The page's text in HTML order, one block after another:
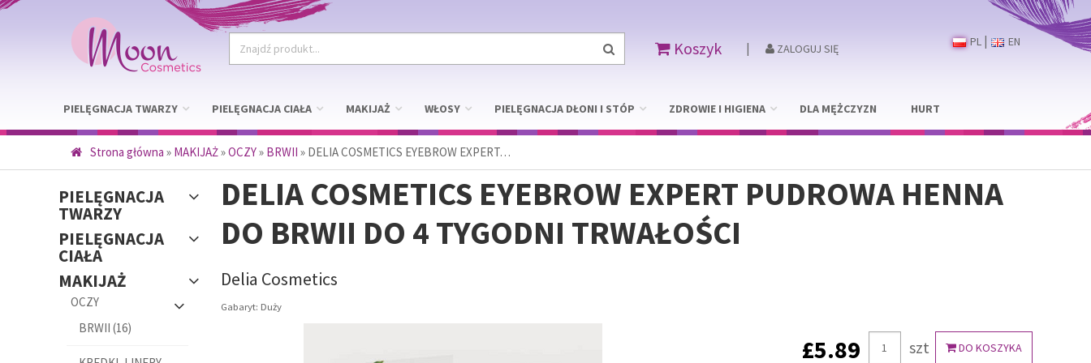
Koszyk | ZALOGUJ SIĘ PL | EN
PIELĘGNACJA TWARZY PIELĘGNACJA CIAŁA MAKIJAŻ WŁOSY PIELĘGNACJA DŁONI I STÓP ZDROWIE I HIGIENA DLA MĘŻCZYZN HURT
Strona główna » MAKIJAŻ»OCZY» BRWII » DELIA COSMETICS EYEBROW EXPERT…
PIELĘGNACJA
TWARZY
PIELĘGNACJA
CIAŁA
MAKIJAŻ
OCZY
BRWII (16)
DELIA COSMETICS EYEBROW EXPERT PUDROWA HENNA
DO BRWII DO 4 TYGODNI TRWAŁOŚCI
Delia Cosmetics
Gabaryt: Duży
DO KOSZYKA
szt
£5.89